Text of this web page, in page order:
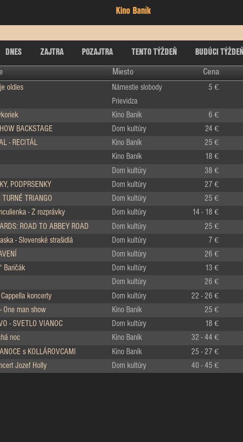
Kino Baník
DNES ZAJTRA POZAJTRA TENTO TÝŽDEŇ BUDÚCI TÝŽDEŇ
Miesto Cena
oldies
Námestie slobody
Prievidza
5 €
Kino Baník 6 €
BACKSTAGE Dom kultúry 24 €
- RECITÁL Kino Baník 25 €
Kino Baník 18 €
Dom kultúry 38 €
PODPRSENKY Dom kultúry 27 €
TURNÉ TRIANGO Dom kultúry 25 €
- Z rozprávky Dom kultúry 14 - 18 €
ROAD TO ABBEY ROAD Dom kultúry 25 €
- Slovenské strašidlá Dom kultúry 7 €
Dom kultúry 26 €
Baričák Dom kultúry 13 €
Dom kultúry 26 €
Cappella koncerty Dom kultúry 22 - 26 €
One man show Kino Baník 25 €
- SVETLO VIANOC Dom kultúry 18 €
noc Kino Baník 32 - 44 €
s KOLLÁROVCAMI Kino Baník 25 - 27 €
Jozef Holly Dom kultúry 40 - 45 €